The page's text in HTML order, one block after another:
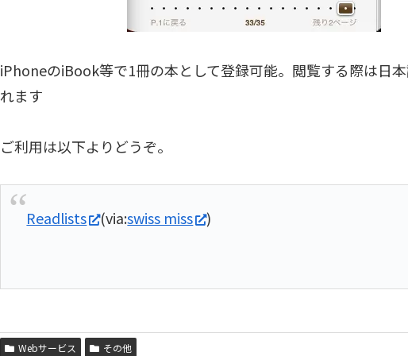
iPhoneのiBook等で1冊の本として登録可能。閲覧する際は日
れます
ご利用は以下よりどうぞ。
Readlists (via:swiss miss )
Webサービス その他